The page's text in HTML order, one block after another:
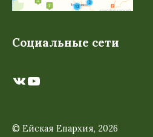
Социальные сети
ВКонтакте
YouTube
© Ейская Епархия, 2026